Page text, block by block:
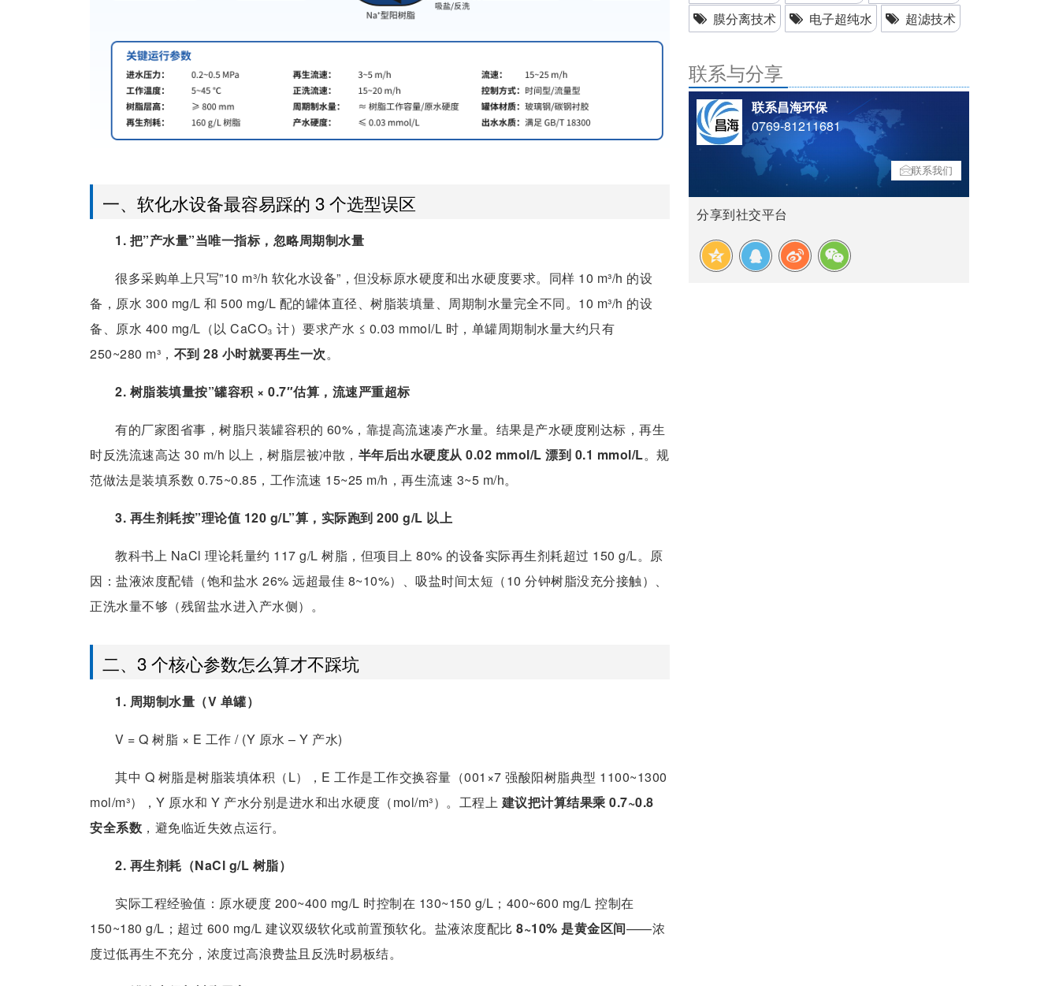
一、软化水设备最容易踩的 3 个选型误区
1. 把”产水量”当唯一指标，忽略周期制水量
很多采购单上只写”10 m³/h 软化水设备”，但没标原水硬度和出水硬度要求。同样 10 m³/h 的设
备，原水 300 mg/L 和 500 mg/L 配的罐体直径、树脂装填量、周期制水量完全不同。10 m³/h 的设
备、原水 400 mg/L（以 CaCO₃ 计）要求产水 ≤ 0.03 mmol/L 时，单罐周期制水量大约只有
250~280 m³， 不到 28 小时就要再生一次。
2. 树脂装填量按”罐容积 × 0.7″估算，流速严重超标
有的厂家图省事，树脂只装罐容积的 60%，靠提高流速凑产水量。结果是产水硬度刚达标，再生
时反洗流速高达 30 m/h 以上，树脂层被冲散， 半年后出水硬度从 0.02 mmol/L 漂到 0.1 mmol/L。规
范做法是装填系数 0.75~0.85，工作流速 15~25 m/h，再生流速 3~5 m/h。
3. 再生剂耗按”理论值 120 g/L”算，实际跑到 200 g/L 以上
教科书上 NaCl 理论耗量约 117 g/L 树脂，但项目上 80% 的设备实际再生剂耗超过 150 g/L。原
因：盐液浓度配错（饱和盐水 26% 远超最佳 8~10%）、吸盐时间太短（10 分钟树脂没充分接触）、
正洗水量不够（残留盐水进入产水侧）。
二、3 个核心参数怎么算才不踩坑
1. 周期制水量（V 单罐）
V = Q 树脂 × E 工作 / (Y 原水 – Y 产水)
其中 Q 树脂是树脂装填体积（L），E 工作是工作交换容量（001×7 强酸阳树脂典型 1100~1300
mol/m³），Y 原水和 Y 产水分别是进水和出水硬度（mol/m³）。工程上 建议把计算结果乘 0.7~0.8
安全系数 ，避免临近失效点运行。
2. 再生剂耗（NaCl g/L 树脂）
实际工程经验值：原水硬度 200~400 mg/L 时控制在 130~150 g/L；400~600 mg/L 控制在
150~180 g/L；超过 600 mg/L 建议双级软化或前置预软化。盐液浓度配比 8~10% 是黄金区间——浓
度过低再生不充分，浓度过高浪费盐且反洗时易板结。
膜分离技术
电子超纯水 超滤技术
联系与分享
联系昌海环保
0769-81211681
联系我们
分享到社交平台